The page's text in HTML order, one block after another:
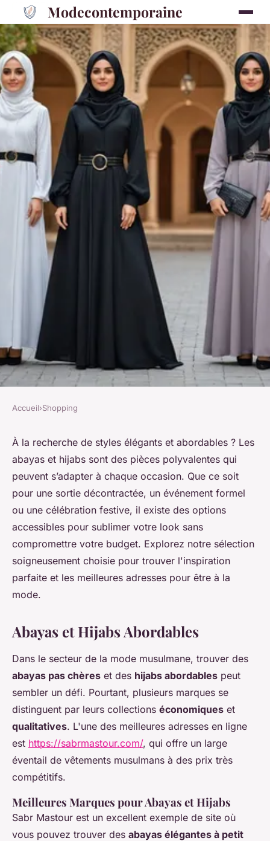
Modecontemporaine
SHOPPING
Découvrez des abayas et
hijabs pas chers pour chaque
occasion !
Victor•6 novembre 2024•8 min de lecture
Accueil›Shopping
À la recherche de styles élégants et abordables ? Les
abayas et hijabs sont des pièces polyvalentes qui
peuvent s’adapter à chaque occasion. Que ce soit
pour une sortie décontractée, un événement formel
ou une célébration festive, il existe des options
accessibles pour sublimer votre look sans
compromettre votre budget. Explorez notre sélection
soigneusement choisie pour trouver l'inspiration
parfaite et les meilleures adresses pour être à la
mode.
Abayas et Hijabs Abordables
Dans le secteur de la mode musulmane, trouver des
abayas pas chères et des hijabs abordables peut
sembler un défi. Pourtant, plusieurs marques se
distinguent par leurs collections économiques et
qualitatives. L'une des meilleures adresses en ligne
est https://sabrmastour.com/, qui offre un large
éventail de vêtements musulmans à des prix très
compétitifs.
Meilleures Marques pour Abayas et Hijabs
Sabr Mastour est un excellent exemple de site où
vous pouvez trouver des abayas élégantes à petit